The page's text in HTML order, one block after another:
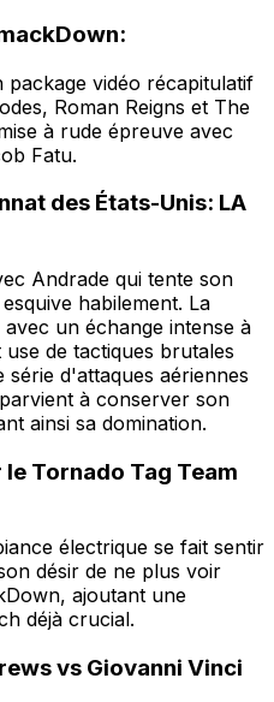
vidéo récapitulatif
Roman Reigns et The
à rude épreuve avec
Fatu.
des États-Unis: LA
Andrade qui tente son
habilement. La
un échange intense à
de tactiques brutales
d'attaques aériennes
à conserver son
ainsi sa domination.
Tornado Tag Team
électrique se fait sentir
désir de ne plus voir
ajoutant une
déjà crucial.
vs Giovanni Vinci